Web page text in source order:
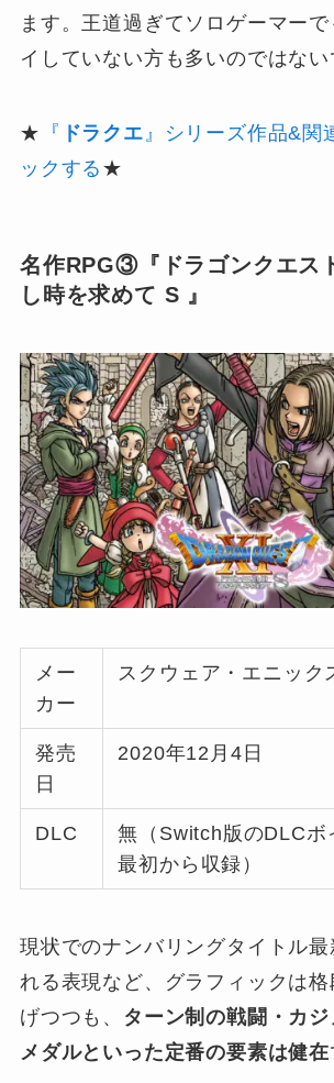
ます。王道過ぎてソロゲーマー
イしていない方も多いのではない
★ 『 ドラクエ 』シリーズ作品&関
ックする ★
名作RPG③『ドラゴンクエス
し時を求めて S 』
メー
カー
スクウェア・エニック
発売
日
2020年12月4日
DLC
無（Switch版のDLCボ
最初から収録）
現状でのナンバリングタイトル
れる表現など、グラフィックは
げつつも、
ターン制の戦闘・カ
メダルといった定番の要素は健在